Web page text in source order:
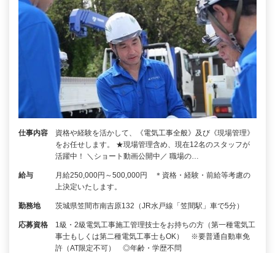
仕事内容
資格や経験を活かして、《電気工事全般》及び《現場管理》
をお任せします。 ★現場管理含め、現在12名のスタッフが
活躍中！ ＼ショート動画公開中／ 職場の…
給与
月給250,000円～500,000円 ＊資格・経験・前給等考慮の
上決定いたします。
勤務地 茨城県笠間市南吉原132（JR水戸線「笠間駅」車で5分）
応募資格
1級・2級電気工事施工管理技士をお持ちの方（第一種電気工
事士もしくは第二種電気工事士もOK） ※要普通自動車免
許（AT限定不可） ◎年齢・学歴不問